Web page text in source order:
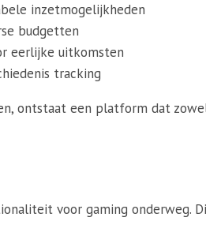
inzetmogelijkheden
budgetten
eerlijke uitkomsten
tracking
ontstaat een platform dat
voor gaming onderweg.